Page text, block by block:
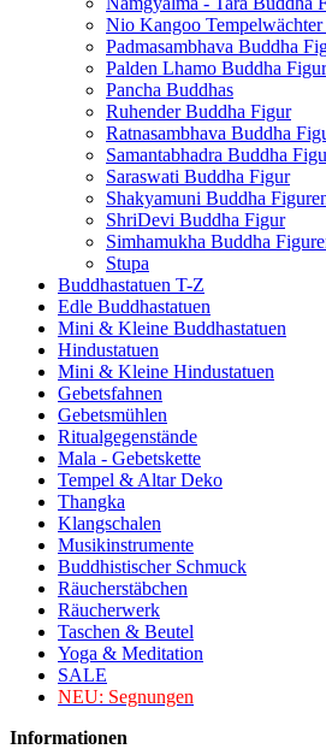
Nio Kangoo Tempelwächter
Padmasambhava Buddha
Palden Lhamo Buddha Figur
Pancha Buddhas
Ruhender Buddha Figur
Ratnasambhava Buddha
Samantabhadra Buddha
Saraswati Buddha Figur
Shakyamuni Buddha
ShriDevi Buddha Figur
Simhamukha Buddha
Stupa
Buddhastatuen T-Z
Edle Buddhastatuen
Mini & Kleine Buddhastatuen
Hindustatuen
Mini & Kleine Hindustatuen
Gebetsfahnen
Gebetsmühlen
Ritualgegenstände
Mala - Gebetskette
Tempel & Altar Deko
Thangka
Klangschalen
Musikinstrumente
Buddhistischer Schmuck
Räucherstäbchen
Räucherwerk
Taschen & Beutel
Yoga & Meditation
SALE
NEU: Segnungen
Informationen